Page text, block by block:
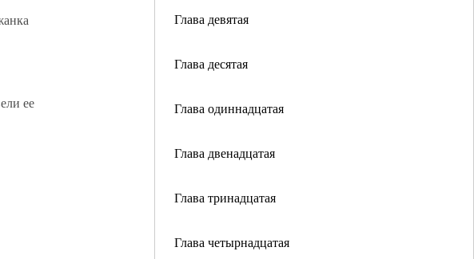
Глава девятая
Глава десятая
Глава одиннадцатая
Глава двенадцатая
Глава тринадцатая
Глава четырнадцатая
ее